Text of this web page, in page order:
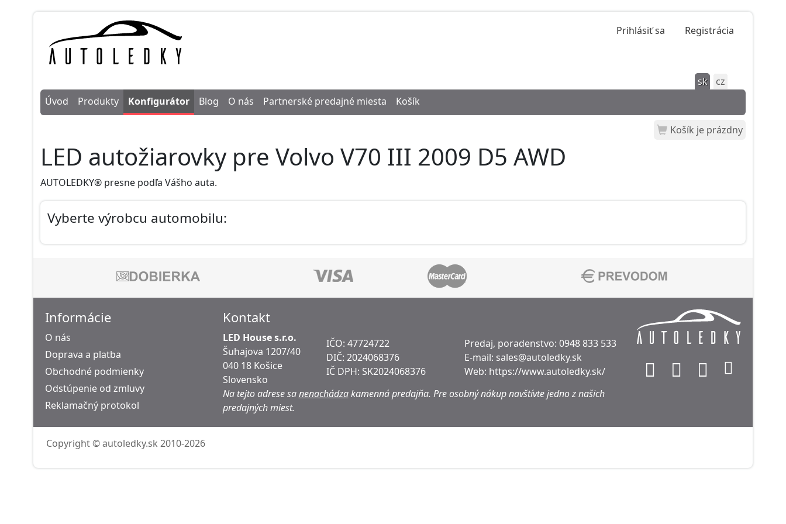
Prihlásiť sa Registrácia
sk
cz
Úvod
Produkty Konfigurátor Blog O nás Partnerské predajné miesta Košík
Košík je prázdny
LED autožiarovky pre Volvo V70 III 2009 D5 AWD
AUTOLEDKY® presne podľa Vášho auta.
Vyberte výrobcu automobilu:
Informácie
O nás
Doprava a platba
Obchodné podmienky
Odstúpenie od zmluvy
Reklamačný protokol
Kontakt
LED House s.r.o.
Šuhajova 1207/40
040 18 Košice
Slovensko
IČO: 47724722
DIČ: 2024068376
IČ DPH: SK2024068376
Predaj, poradenstvo: 0948 833 533
E-mail: sales@autoledky.sk
Web: https://www.autoledky.sk/
Na tejto adrese sanenachádzakamenná predajňa. Pre osobný nákup navštívte jedno z našich
predajných miest.
Copyright © autoledky.sk 2010-2026